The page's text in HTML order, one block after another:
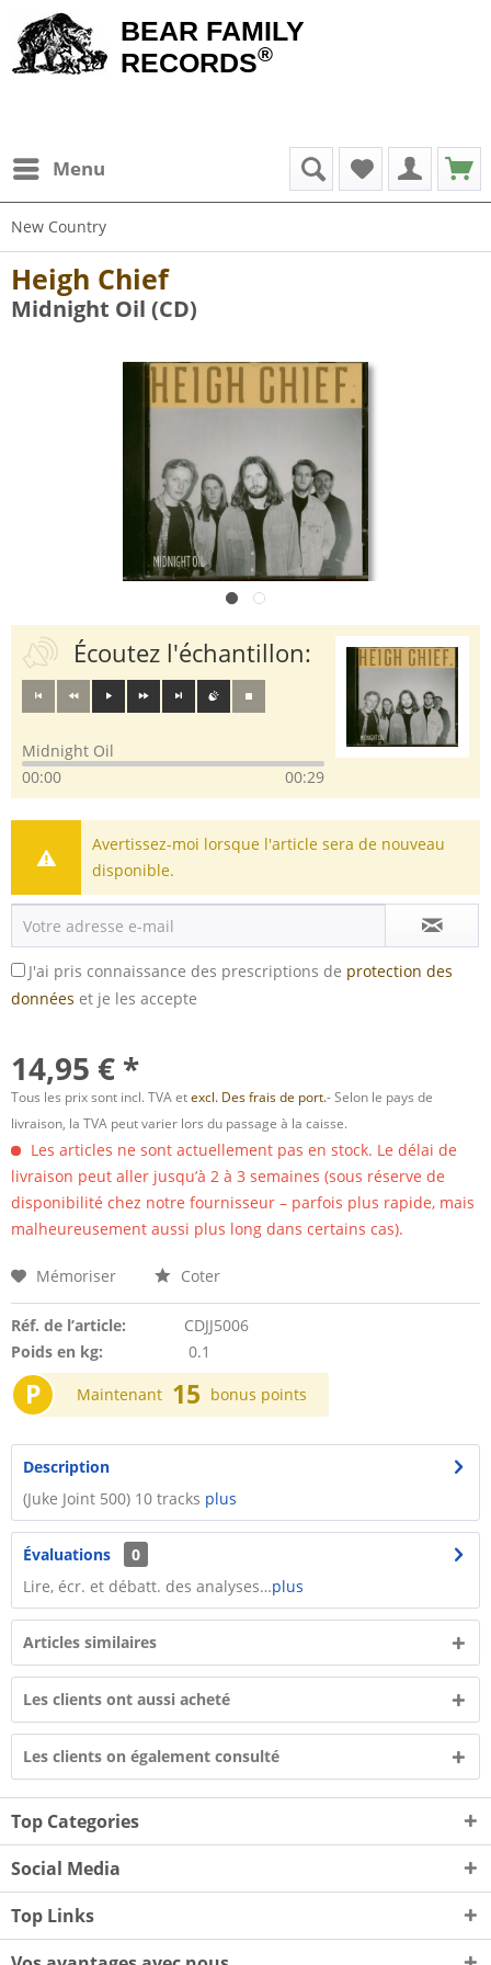
BEAR FAMILY
RECORDS®
Menu
New Country
Heigh Chief
Midnight Oil (CD)
Écoutez l'échantillon:
Midnight Oil
00:00
00:29
Avertissez-moi lorsque l'article sera de nouveau
disponible.
J'ai pris connaissance des prescriptions de protection des
données et je les accepte
14,95 € *
Tous les prix sont incl. TVA etexcl. Des frais de port.- Selon le pays de
livraison, la TVA peut varier lors du passage à la caisse.
Les articles ne sont actuellement pas en stock. Le délai de
livraison peut aller jusqu’à 2 à 3 semaines (sous réserve de
disponibilité chez notre fournisseur – parfois plus rapide, mais
malheureusement aussi plus long dans certains cas).
Mémoriser Coter
Réf. de l’article:
CDJJ5006
Poids en kg:
0.1
P Maintenant 15 bonus points
Description
(Juke Joint 500) 10 tracks plus
Évaluations
0
Lire, écr. et débatt. des analyses…plus
Articles similaires
Les clients ont aussi acheté
Les clients on également consulté
Top Categories
Social Media
Top Links